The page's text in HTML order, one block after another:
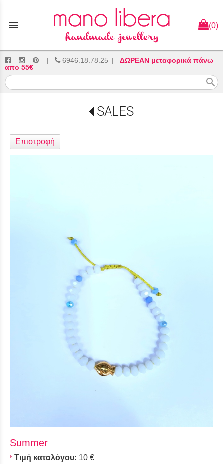
menu (0)
| 6946.18.78.25 | ΔΩΡΕΑΝ μεταφορικά πάνω
απο 55€
search
SALES
Επιστροφή
Summer
Τιμή καταλόγου: 10 €